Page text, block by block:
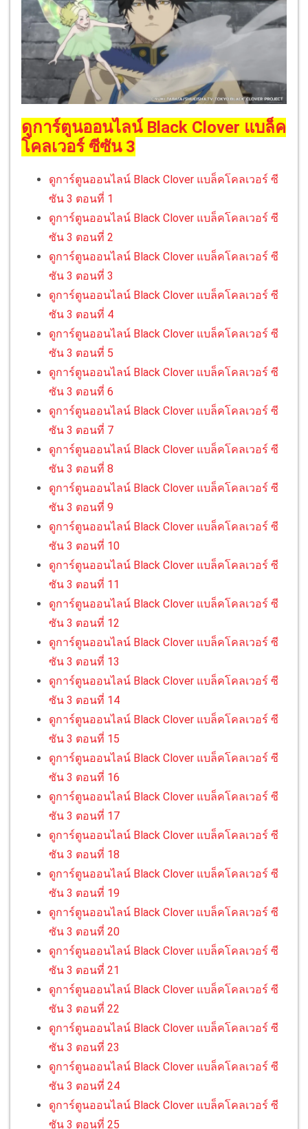
ดูการ์ตูนออนไลน์ Black Clover แบล็ค
โคลเวอร์ ซีซัน 3
ดูการ์ตูนออนไลน์ Black Clover แบล็คโคลเวอร์ ซี
ซัน 3 ตอนที่ 1
ดูการ์ตูนออนไลน์ Black Clover แบล็คโคลเวอร์ ซี
ซัน 3 ตอนที่ 2
ดูการ์ตูนออนไลน์ Black Clover แบล็คโคลเวอร์ ซี
ซัน 3 ตอนที่ 3
ดูการ์ตูนออนไลน์ Black Clover แบล็คโคลเวอร์ ซี
ซัน 3 ตอนที่ 4
ดูการ์ตูนออนไลน์ Black Clover แบล็คโคลเวอร์ ซี
ซัน 3 ตอนที่ 5
ดูการ์ตูนออนไลน์ Black Clover แบล็คโคลเวอร์ ซี
ซัน 3 ตอนที่ 6
ดูการ์ตูนออนไลน์ Black Clover แบล็คโคลเวอร์ ซี
ซัน 3 ตอนที่ 7
ดูการ์ตูนออนไลน์ Black Clover แบล็คโคลเวอร์ ซี
ซัน 3 ตอนที่ 8
ดูการ์ตูนออนไลน์ Black Clover แบล็คโคลเวอร์ ซี
ซัน 3 ตอนที่ 9
ดูการ์ตูนออนไลน์ Black Clover แบล็คโคลเวอร์ ซี
ซัน 3 ตอนที่ 10
ดูการ์ตูนออนไลน์ Black Clover แบล็คโคลเวอร์ ซี
ซัน 3 ตอนที่ 11
ดูการ์ตูนออนไลน์ Black Clover แบล็คโคลเวอร์ ซี
ซัน 3 ตอนที่ 12
ดูการ์ตูนออนไลน์ Black Clover แบล็คโคลเวอร์ ซี
ซัน 3 ตอนที่ 13
ดูการ์ตูนออนไลน์ Black Clover แบล็คโคลเวอร์ ซี
ซัน 3 ตอนที่ 14
ดูการ์ตูนออนไลน์ Black Clover แบล็คโคลเวอร์ ซี
ซัน 3 ตอนที่ 15
ดูการ์ตูนออนไลน์ Black Clover แบล็คโคลเวอร์ ซี
ซัน 3 ตอนที่ 16
ดูการ์ตูนออนไลน์ Black Clover แบล็คโคลเวอร์ ซี
ซัน 3 ตอนที่ 17
ดูการ์ตูนออนไลน์ Black Clover แบล็คโคลเวอร์ ซี
ซัน 3 ตอนที่ 18
ดูการ์ตูนออนไลน์ Black Clover แบล็คโคลเวอร์ ซี
ซัน 3 ตอนที่ 19
ดูการ์ตูนออนไลน์ Black Clover แบล็คโคลเวอร์ ซี
ซัน 3 ตอนที่ 20
ดูการ์ตูนออนไลน์ Black Clover แบล็คโคลเวอร์ ซี
ซัน 3 ตอนที่ 21
ดูการ์ตูนออนไลน์ Black Clover แบล็คโคลเวอร์ ซี
ซัน 3 ตอนที่ 22
ดูการ์ตูนออนไลน์ Black Clover แบล็คโคลเวอร์ ซี
ซัน 3 ตอนที่ 23
ดูการ์ตูนออนไลน์ Black Clover แบล็คโคลเวอร์ ซี
ซัน 3 ตอนที่ 24
ดูการ์ตูนออนไลน์ Black Clover แบล็คโคลเวอร์ ซี
ซัน 3 ตอนที่ 25